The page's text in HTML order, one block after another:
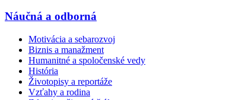
Náučná a odborná
Motivácia a sebarozvoj
Biznis a manažment
Humanitné a spoločenské vedy
História
Životopisy a reportáže
Vzťahy a rodina